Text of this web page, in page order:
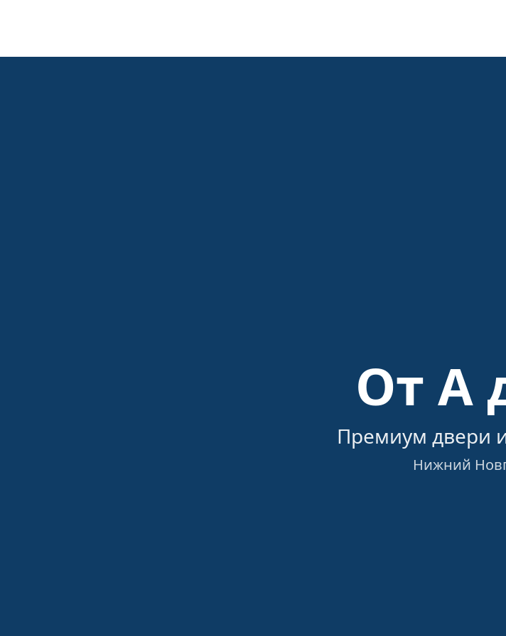
От А
Премиум двери
Нижний